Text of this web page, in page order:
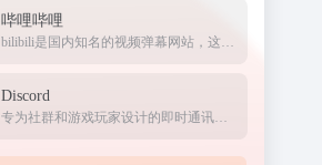
哔哩哔哩
bilibili是国内知名的视频弹幕网站，这里有及时的动漫新番，活跃的ACG氛围，有创意的Up主。大家可以在这里找到许多欢乐。
Discord
专为社群和游戏玩家设计的即时通讯应用，提供文字、语音和视频聊天功能